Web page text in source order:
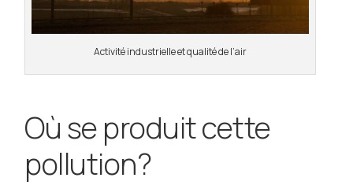
Activité industrielle et qualité de l’air
Où se produit cette
pollution?